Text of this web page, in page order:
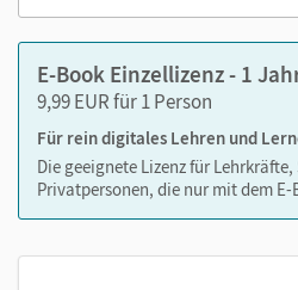
E-Book Einzellizenz - 1
9,99 EUR für 1 Person
Für rein digitales Lehren und
Die geeignete Lizenz für
Privatpersonen, die nur mit dem